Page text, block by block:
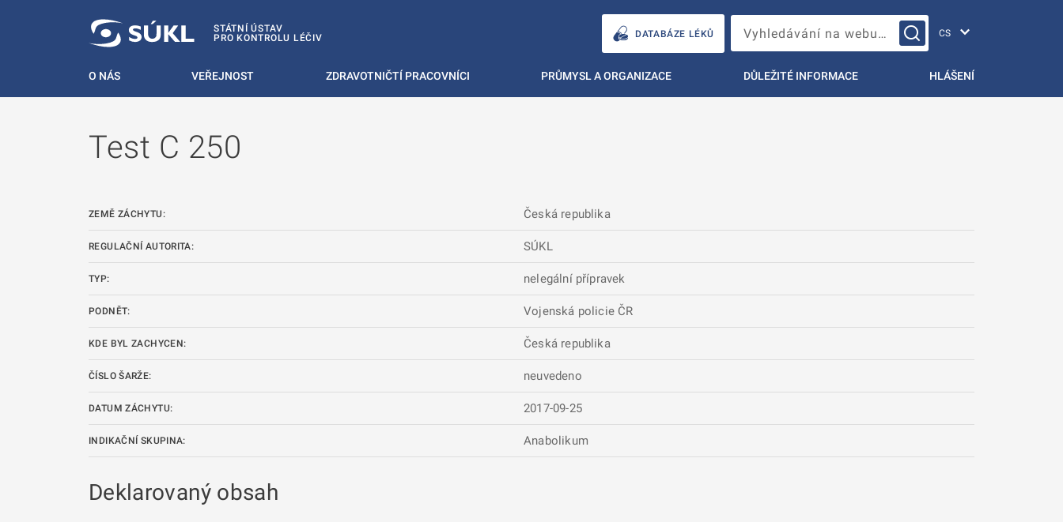
STÁTNÍ ÚSTAV
PRO KONTROLU LÉČIV
DATABÁZE LÉKŮ Vyhledávání na webu…
O NÁS VEŘEJNOST ZDRAVOTNIČTÍ PRACOVNÍCI PRŮMYSL A ORGANIZACE DŮLEŽITÉ INFORMACE HLÁŠENÍ
Test C 250
ZEMĚ ZÁCHYTU: Česká republika
REGULAČNÍ AUTORITA: SÚKL
TYP: nelegální přípravek
PODNĚT: Vojenská policie ČR
KDE BYL ZACHYCEN: Česká republika
ČÍSLO ŠARŽE: neuvedeno
DATUM ZÁCHYTU: 2017-09-25
INDIKAČNÍ SKUPINA: Anabolikum
Deklarovaný obsah